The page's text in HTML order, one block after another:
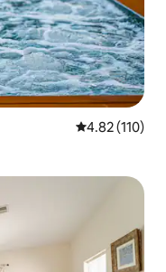
從 110 則評價
4.82 (110)